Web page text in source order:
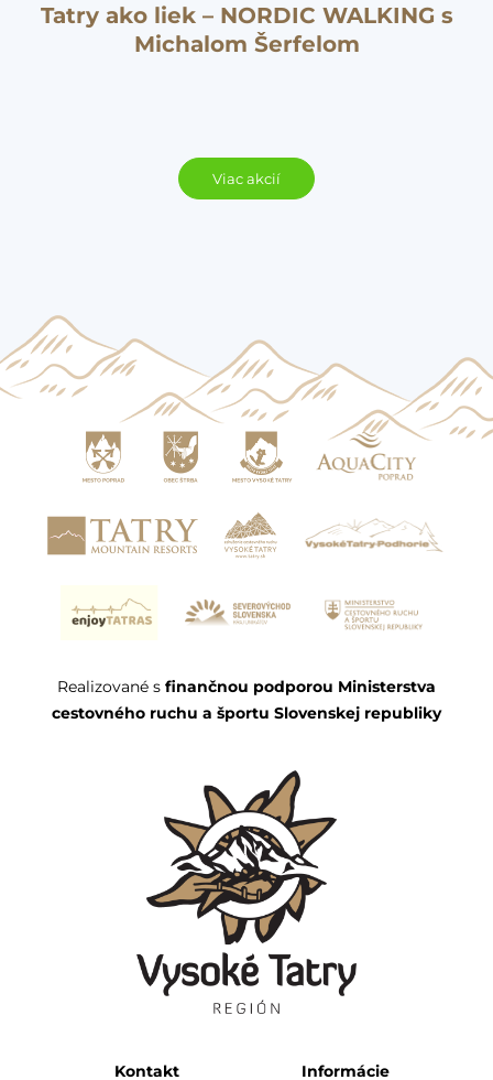
Tatry ako liek – NORDIC WALKING s
Michalom Šerfelom
Viac akcií
Realizované s finančnou podporou Ministerstva
cestovného ruchu a športu Slovenskej republiky
Kontakt Informácie